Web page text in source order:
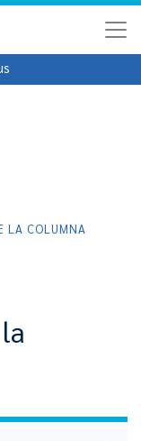
LA COLUMNA